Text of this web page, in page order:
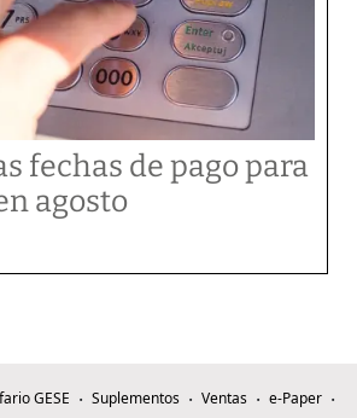
fechas de pago para
agosto
GESE Suplementos Ventas
e-Paper